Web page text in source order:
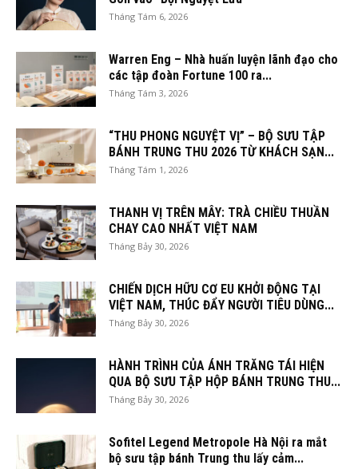
Tháng Tám 6, 2026
Warren Eng – Nhà huấn luyện lãnh đạo cho
các tập đoàn Fortune 100 ra...
Tháng Tám 3, 2026
“THU PHONG NGUYỆT VỊ” – BỘ SƯU TẬP
BÁNH TRUNG THU 2026 TỪ KHÁCH SẠN...
Tháng Tám 1, 2026
THANH VỊ TRÊN MÂY: TRÀ CHIỀU THUẦN
CHAY CAO NHẤT VIỆT NAM
Tháng Bảy 30, 2026
CHIẾN DỊCH HỮU CƠ EU KHỞI ĐỘNG TẠI
VIỆT NAM, THÚC ĐẨY NGƯỜI TIÊU DÙNG...
Tháng Bảy 30, 2026
HÀNH TRÌNH CỦA ÁNH TRĂNG TÁI HIỆN
QUA BỘ SƯU TẬP HỘP BÁNH TRUNG THU...
Tháng Bảy 30, 2026
Sofitel Legend Metropole Hà Nội ra mắt
bộ sưu tập bánh Trung thu lấy cảm...